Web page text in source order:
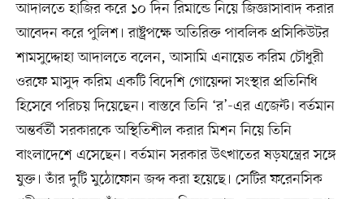
আদালতে হাজির করে ১০ দিন রিমান্ডে নিয়ে জিজ্ঞাসাবাদ করার
আবেদন করে পুলিশ। রাষ্ট্রপক্ষে অতিরিক্ত পাবলিক প্রসিকিউটর
শামসুদ্দোহা আদালতে বলেন, আসামি এনায়েত করিম চৌধুরী
ওরফে মাসুদ করিম একটি বিদেশি গোয়েন্দা সংস্থার প্রতিনিধি
হিসেবে পরিচয় দিয়েছেন। বাস্তবে তিনি ‘র’-এর এজেন্ট। বর্তমান
অন্তর্বর্তী সরকারকে অস্থিতিশীল করার মিশন নিয়ে তিনি
বাংলাদেশে এসেছেন। বর্তমান সরকার উৎখাতের ষড়যন্ত্রের সঙ্গে
যুক্ত। তাঁর দুটি মুঠোফোন জব্দ করা হয়েছে। সেটির ফরেনসিক